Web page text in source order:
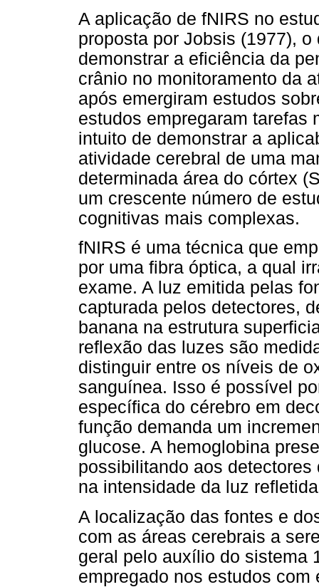
A aplicação de fNIRS no
proposta por Jobsis (1977),
demonstrar a eficiência da
crânio no monitoramento da
após emergiram estudos
estudos empregaram tarefas
intuito de demonstrar a
atividade cerebral de uma
determinada área do córtex
um crescente número de
cognitivas mais complexas.
fNIRS é uma técnica que
por uma fibra óptica, a qual
exame. A luz emitida pelas
capturada pelos detectores,
banana na estrutura
reflexão das luzes são
distinguir entre os níveis de
sanguínea. Isso é possível
específica do cérebro em
função demanda um
glucose. A hemoglobina
possibilitando aos
na intensidade da luz
A localização das fontes e
com as áreas cerebrais a
geral pelo auxílio do sistema
empregado nos estudos